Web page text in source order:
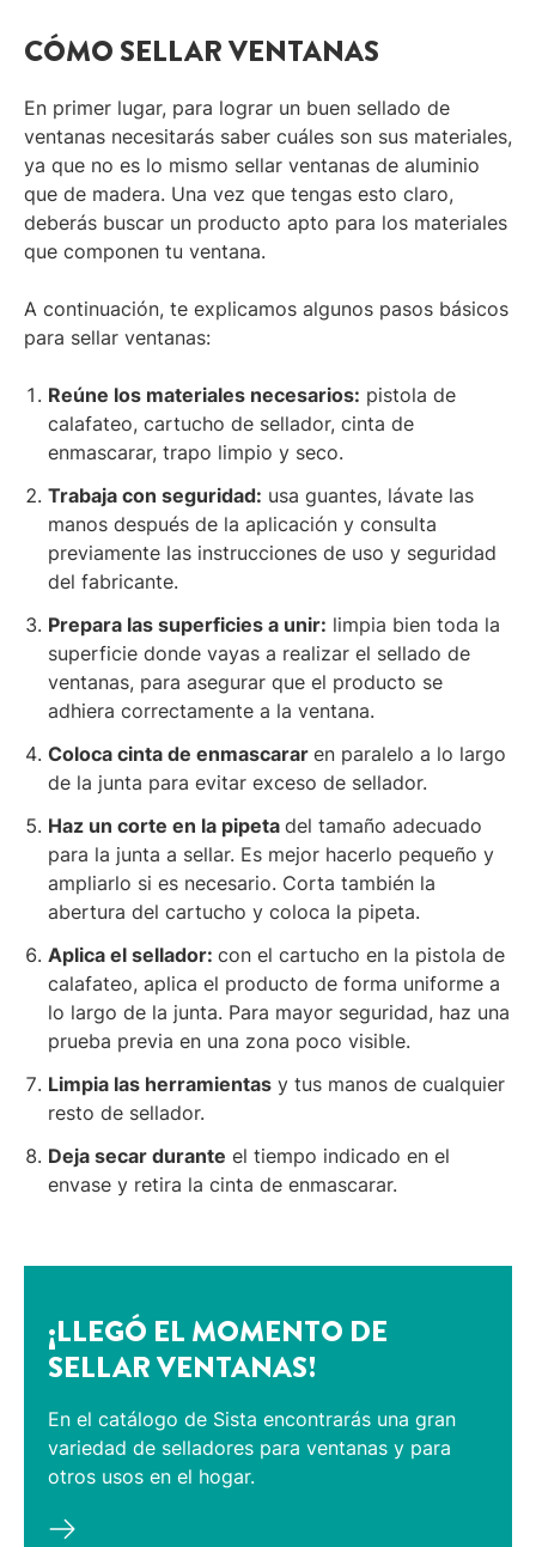
CÓMO SELLAR VENTANAS
En primer lugar, para lograr un buen sellado de
ventanas necesitarás saber cuáles son sus materiales,
ya que no es lo mismo sellar ventanas de aluminio
que de madera. Una vez que tengas esto claro,
deberás buscar un producto apto para los materiales
que componen tu ventana.
A continuación, te explicamos algunos pasos básicos
para sellar ventanas:
Reúne los materiales necesarios: pistola de
calafateo, cartucho de sellador, cinta de
enmascarar, trapo limpio y seco.
Trabaja con seguridad: usa guantes, lávate las
manos después de la aplicación y consulta
previamente las instrucciones de uso y seguridad
del fabricante.
Prepara las superficies a unir: limpia bien toda la
superficie donde vayas a realizar el sellado de
ventanas, para asegurar que el producto se
adhiera correctamente a la ventana.
Coloca cinta de enmascarar en paralelo a lo largo
de la junta para evitar exceso de sellador.
Haz un corte en la pipeta del tamaño adecuado
para la junta a sellar. Es mejor hacerlo pequeño y
ampliarlo si es necesario. Corta también la
abertura del cartucho y coloca la pipeta.
Aplica el sellador: con el cartucho en la pistola de
calafateo, aplica el producto de forma uniforme a
lo largo de la junta. Para mayor seguridad, haz una
prueba previa en una zona poco visible.
Limpia las herramientas y tus manos de cualquier
resto de sellador.
Deja secar durante el tiempo indicado en el
envase y retira la cinta de enmascarar.
¡LLEGÓ EL MOMENTO DE
SELLAR VENTANAS!
En el catálogo de Sista encontrarás una gran
variedad de selladores para ventanas y para
otros usos en el hogar.